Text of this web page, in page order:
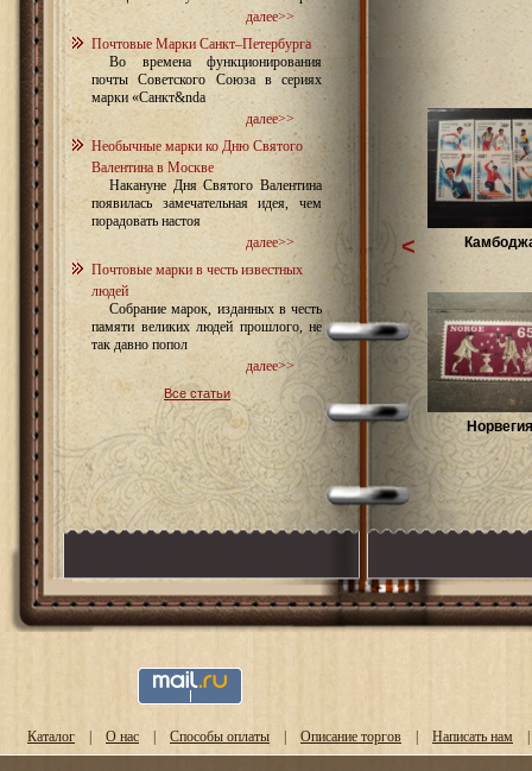
далее>>
Почтовые Марки Санкт–Петербурга
Во времена функционирования
почты Советского Союза в сериях
марки «Санкт&nda
далее>>
Необычные марки ко Дню Святого
Валентина в Москве
Накануне Дня Святого Валентина
появилась замечательная идея, чем
порадовать настоя
далее>>
Почтовые марки в честь известных
людей
Собрание марок, изданных в честь
памяти великих людей прошлого, не
так давно попол
далее>>
Все статьи
<
Каталог | О нас | Способы оплаты | Описание торгов | Написать нам |